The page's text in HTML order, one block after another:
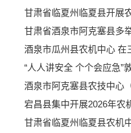
甘肃省临夏州临夏县开展
甘肃省酒泉市阿克塞县多
酒泉市瓜州县农机中心 在
“人人讲安全 个个会应急”
酒泉市阿克塞县农技中心
宕昌县集中开展2026年农
甘肃省临夏州临夏县农机